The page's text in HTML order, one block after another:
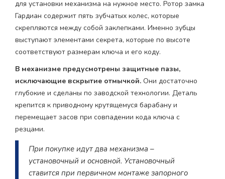
для установки механизма на нужное место. Ротор замка
Гардиан содержит пять зубчатых колес, которые
скрепляются между собой заклепками. Именно зубцы
выступают элементами секрета, которые по высоте
соответствуют размерам ключа и его коду.
В механизме предусмотрены защитные пазы,
исключающие вскрытие отмычкой. Они достаточно
глубокие и сделаны по заводской технологии. Деталь
крепится к приводному крутящемуся барабану и
перемещает засов при совпадении кода ключа с
резцами.
При покупке идут два механизма –
установочный и основной. Установочный
ставится при первичном монтаже запорного